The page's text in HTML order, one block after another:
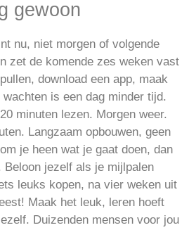
gewoon
nu, niet morgen of volgende
zet de komende zes weken vast
download een app, maak
is een dag minder tijd.
minuten lezen. Morgen weer.
Langzaam opbouwen, geen
je heen wat je gaat doen, dan
Beloon jezelf als je mijlpalen
leuks kopen, na vier weken uit
Maak het leuk, leren hoeft
Duizenden mensen voor jou